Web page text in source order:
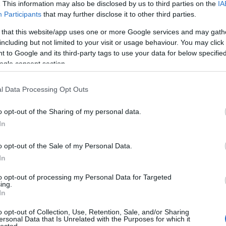
This information may also be disclosed by us to third parties on the
Participants that may further disclose it to other third parties.
that this website/app uses one or more Google services and may
but not limited to your visit or usage behaviour. You may
to Google and its third-party tags to use your data for below
consent section.
Data Processing Opt Outs
opt-out of the Sharing of my personal data.
opt-out of the Sale of my Personal Data.
opt-out of processing my Personal Data for Targeted
opt-out of Collection, Use, Retention, Sale, and/or Sharing
Data that Is Unrelated with the Purposes for which it